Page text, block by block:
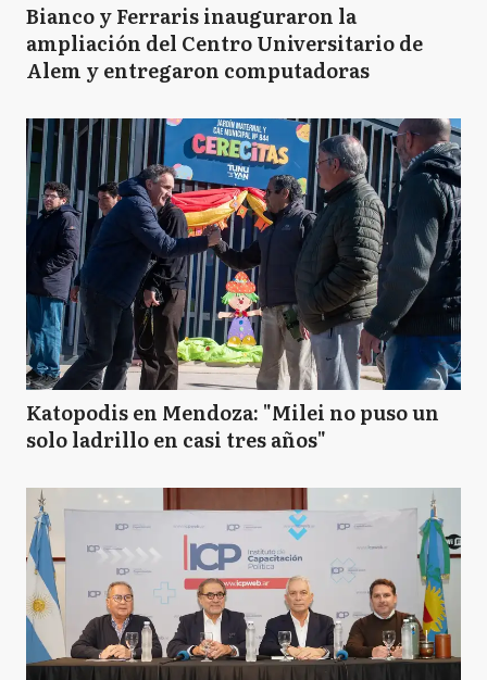
Bianco y Ferraris inauguraron la
ampliación del Centro Universitario de
Alem y entregaron computadoras
Katopodis en Mendoza: "Milei no puso un
solo ladrillo en casi tres años"